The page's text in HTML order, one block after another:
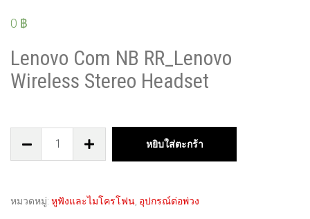
0 ฿
Lenovo Com NB RR_Lenovo
Wireless Stereo Headset
หยิบใส่ตะกร้า
หมวดหมู่: หูฟังและไมโครโฟน อุปกรณ์ต่อพ่วง